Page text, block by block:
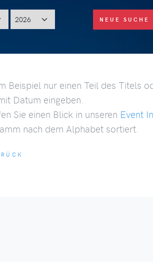
NEUE SUCHE
Beispiel nur einen Teil des Titels
Datum eingeben.
Sie einen Blick in unseren Event
nach dem Alphabet sortiert.